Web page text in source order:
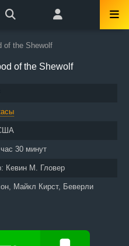
of the Shewolf
of the Shewolf
30 минут
Кевин М. Гловер
Майкл Кирст, Беверли